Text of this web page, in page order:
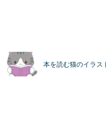
本を読む猫のイラス